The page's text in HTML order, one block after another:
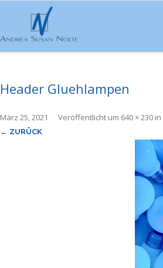
Header Gluehlampen
Veröffentlicht
März 25, 2021 um 640 × 230 in
← ZURÜCK